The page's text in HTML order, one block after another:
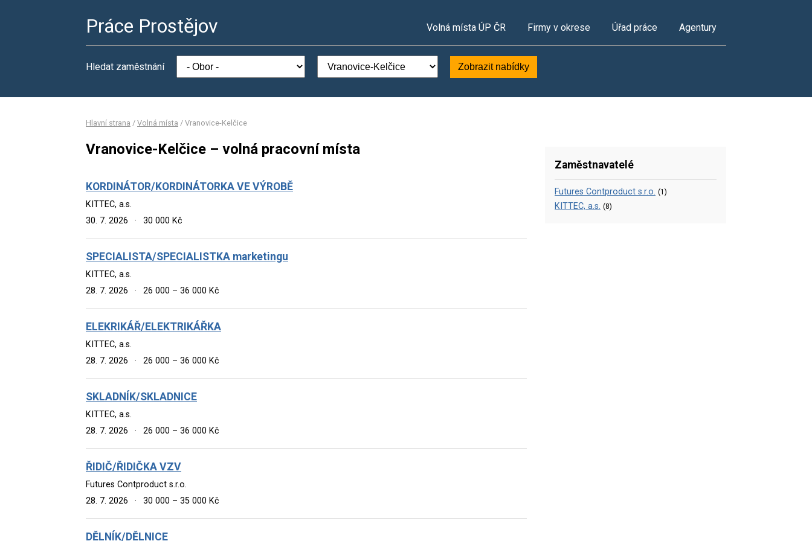
Práce Prostějov Volná místa ÚP ČR Firmy v okrese Úřad práce Agentury
Hledat zaměstnání Zobrazit nabídky
Hlavní strana / Volná místa / Vranovice-Kelčice
Vranovice-Kelčice – volná pracovní místa
KORDINÁTOR/KORDINÁTORKA VE VÝROBĚ
KITTEC, a.s.
30. 7. 2026
· 30 000 Kč
SPECIALISTA/SPECIALISTKA marketingu
KITTEC, a.s.
28. 7. 2026
· 26 000 – 36 000 Kč
ELEKRIKÁŘ/ELEKTRIKÁŘKA
KITTEC, a.s.
28. 7. 2026
· 26 000 – 36 000 Kč
SKLADNÍK/SKLADNICE
KITTEC, a.s.
28. 7. 2026
· 26 000 – 36 000 Kč
ŘIDIČ/ŘIDIČKA VZV
Futures Contproduct s.r.o.
28. 7. 2026
· 30 000 – 35 000 Kč
DĚLNÍK/DĚLNICE
Zaměstnavatelé
Futures Contproduct s.r.o. (1)
KITTEC, a.s. (8)